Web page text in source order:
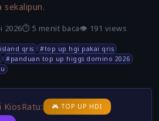
sekalipun.
2026⏱️ 5 menit baca👁️ 191 views
qris
#top up hgi pakai qris
#panduan top up higgs domino 2026
KiosRatu: 🎮 TOP UP HDI